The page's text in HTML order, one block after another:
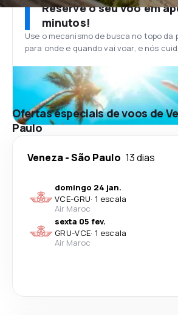
Reserve o seu voo em
minutos!
Use o mecanismo de busca no topo da
para onde e quando vai voar, e nós
Ofertas especiais de voos de
Paulo
Veneza-São Paulo 13 dias
domingo 24 jan.
VCE-GRU· 1 escala
Air Maroc
sexta 05 fev.
GRU-VCE· 1 escala
Air Maroc